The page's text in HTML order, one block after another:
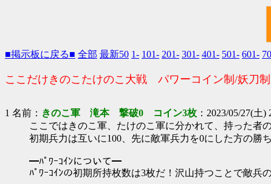
■掲示板に戻る■ 全部 最新50 1- 101- 201- 301- 401- 501- 601-
ここだけきのこたけのこ大戦 パワーコイン制/妖刀制
1 名前： きのこ軍 滝本 撃破0 コイン3枚 ：2023/05/27(土
ここではきのこ軍、たけのこ軍に分かれて、持った者
初期兵力は互いに100、先に敵軍兵力を0にした方の勝ち
━ﾊﾟﾜｰｺｲﾝについて━
ﾊﾟﾜｰｺｲﾝの初期所持枚数は3枚だ！沢山持つことで敵兵